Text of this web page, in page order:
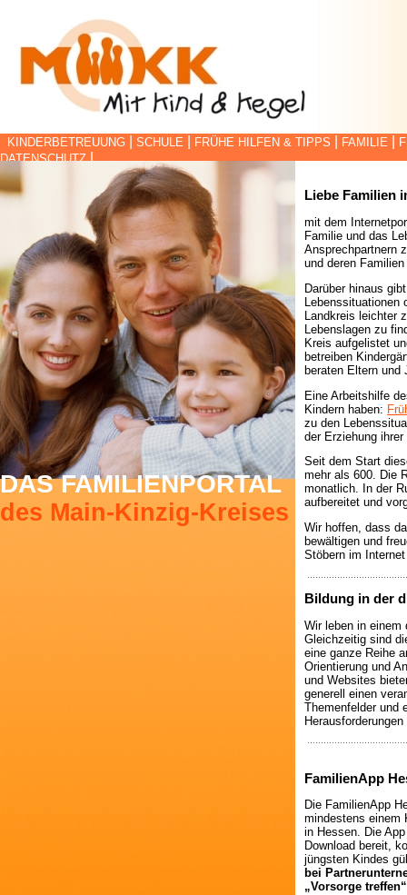
KINDERBETREUUNG SCHULE FRÜHE HILFEN & TIPPS FAMILIE
DATENSCHUTZ|
DAS FAMILIENPORTAL
des Main-Kinzig-Kreises
Liebe Familien
mit dem
Familie und das
Ansprechpartnern
und deren
Darüber hinaus
Landkreis leichter
Lebenslagen zu
Kreis aufgelistet
betreiben
beraten Eltern
Eine Arbeitshilfe
Kindern haben:
zu den
der Erziehung
Seit dem Start
mehr als 600. Die
monatlich. In der
aufbereitet und
Wir hoffen, dass
bewältigen und
Stöbern im
Bildung in der
Wir leben in einem
Gleichzeitig sind
eine ganze Reihe
Orientierung und
und Websites
generell einen
Themenfelder und
FamilienApp
Die FamilienApp
mindestens einem
in Hessen. Die
Download bereit,
jüngsten Kindes
bei
„Vorsorge